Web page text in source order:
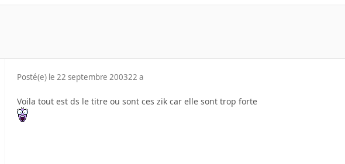
Posté(e) le 22 septembre 200322 a
Voila tout est ds le titre ou sont ces zik car elle sont trop forte